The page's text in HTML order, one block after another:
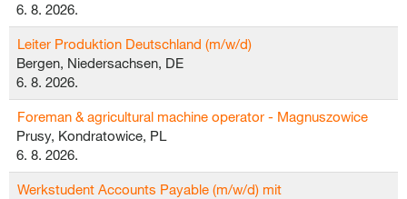
6. 8. 2026.
Leiter Produktion Deutschland (m/w/d)
Bergen, Niedersachsen, DE
6. 8. 2026.
Foreman & agricultural machine operator - Magnuszowice
Prusy, Kondratowice, PL
6. 8. 2026.
Werkstudent Accounts Payable (m/w/d) mit